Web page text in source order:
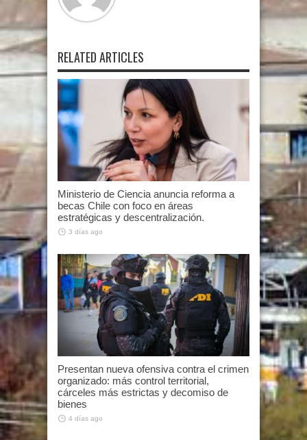
RELATED ARTICLES
Ministerio de Ciencia anuncia reforma a
becas Chile con foco en áreas
estratégicas y descentralización.
3 días ago
Presentan nueva ofensiva contra el crimen
organizado: más control territorial,
cárceles más estrictas y decomiso de
bienes
4 días ago